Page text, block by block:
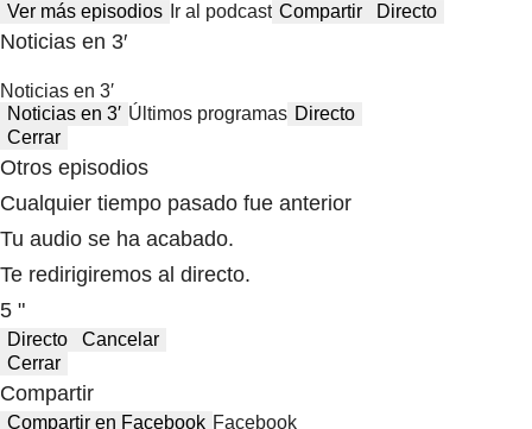
Ver más episodios Ir al podcast Compartir Directo
Noticias en 3′
Noticias en 3′
Noticias en 3′ Últimos programas Directo
Cerrar
Otros episodios
Cualquier tiempo pasado fue anterior
Tu audio se ha acabado.
Te redirigiremos al directo.
5 "
Directo
Cancelar
Cerrar
Compartir
Compartir en Facebook Facebook